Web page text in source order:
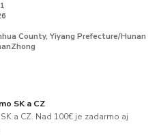
County, Yiyang Prefecture/Hunan
SK a CZ
a CZ. Nad 100€ je zadarmo aj